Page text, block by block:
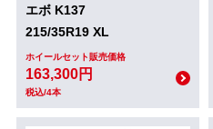
エボ K137
215/35R19 XL
ホイールセット販売価格
163,300円
税込/4本